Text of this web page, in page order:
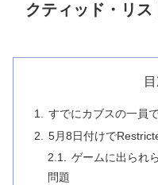
クティッド・リ
すでにカブスの一員
5月8日付けで
ゲームに出られ
問題